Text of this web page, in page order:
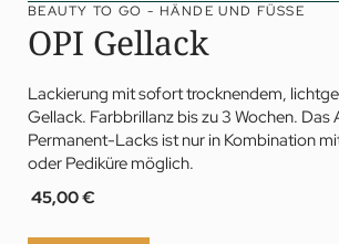
BEAUTY TO GO - HÄNDE UND FÜSSE
OPI Gellack
Lackierung mit sofort trocknendem,
Gellack. Farbbrillanz bis zu 3 Wochen.
Permanent-Lacks ist nur in Kombination
oder Pediküre möglich.
45,00 €